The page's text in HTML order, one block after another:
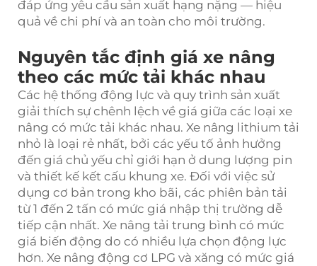
đáp ứng yêu cầu sản xuất hạng nặng — hiệu
quả về chi phí và an toàn cho môi trường.
Nguyên tắc định giá xe nâng
theo các mức tải khác nhau
Các hệ thống động lực và quy trình sản xuất
giải thích sự chênh lệch về giá giữa các loại xe
nâng có mức tải khác nhau. Xe nâng lithium tải
nhỏ là loại rẻ nhất, bởi các yếu tố ảnh hưởng
đến giá chủ yếu chỉ giới hạn ở dung lượng pin
và thiết kế kết cấu khung xe. Đối với việc sử
dụng cơ bản trong kho bãi, các phiên bản tải
từ 1 đến 2 tấn có mức giá nhập thị trường dễ
tiếp cận nhất. Xe nâng tải trung bình có mức
giá biến động do có nhiều lựa chọn động lực
hơn. Xe nâng động cơ LPG và xăng có mức giá